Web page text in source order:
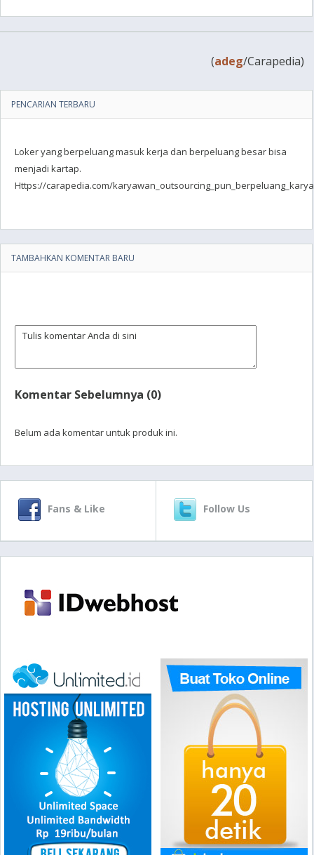
(adeg/Carapedia)
PENCARIAN TERBARU
Loker yang berpeluang masuk kerja dan berpeluang besar bisa
menjadi kartap.
Https://carapedia.com/
TAMBAHKAN KOMENTAR BARU
Komentar Sebelumnya (0)
Belum ada komentar untuk produk ini.
Fans & Like Follow Us